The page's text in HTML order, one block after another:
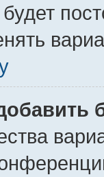
будет